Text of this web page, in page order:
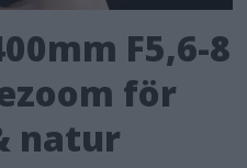
F5,6-8
för
natur